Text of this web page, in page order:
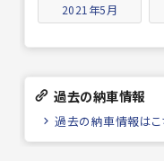
2021年5月
過去の納車情報
過去の納車情報はこ